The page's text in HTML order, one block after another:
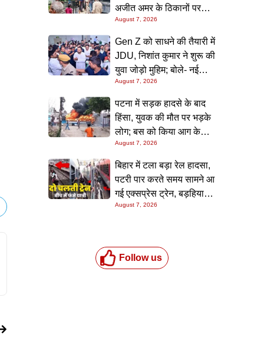
अजीत अमर के ठिकानों पर
छापा, 40 लाख के आभूषण
समेत करोड़ों की संपत्ति की
जांच शुरू
August 7, 2026
Gen Z को साधने की तैयारी में
JDU, निशांत कुमार ने शुरू की
युवा जोड़ो मुहिम; बोले- नई
पीढ़ी तक पहुंचाएं नीतीश
सरकार के 20 सालों के काम
August 7, 2026
पटना में सड़क हादसे के बाद
हिंसा, युवक की मौत पर भड़के
लोग; बस को किया आग के
हवाले, पुलिस और मीडिया पर
भी हमला
August 7, 2026
बिहार में टला बड़ा रेल हादसा,
पटरी पार करते समय सामने आ
गई एक्सप्रेस ट्रेन, बड़हिया
स्टेशन पर मची अफरा-तफरी,
August 7, 2026
Follow us